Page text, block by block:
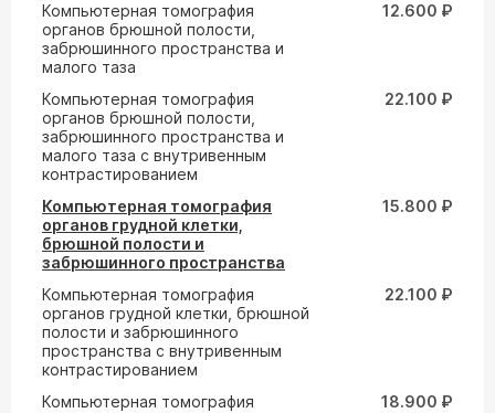
Компьютерная томография
органов брюшной полости,
забрюшинного пространства и
малого таза
12.600 ₽
Компьютерная томография
органов брюшной полости,
забрюшинного пространства и
малого таза с внутривенным
контрастированием
22.100 ₽
Компьютерная томография
органов грудной клетки,
брюшной полости и
забрюшинного пространства
15.800 ₽
Компьютерная томография
органов грудной клетки, брюшной
полости и забрюшинного
пространства с внутривенным
контрастированием
22.100 ₽
Компьютерная томография
18.900 ₽